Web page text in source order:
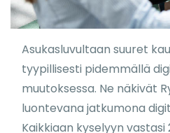
Asukasluvultaan suuret
tyypillisesti pidemmällä
muutoksessa. Ne näkivät
luontevana jatkumona
Kaikkiaan kyselyyn vastasi